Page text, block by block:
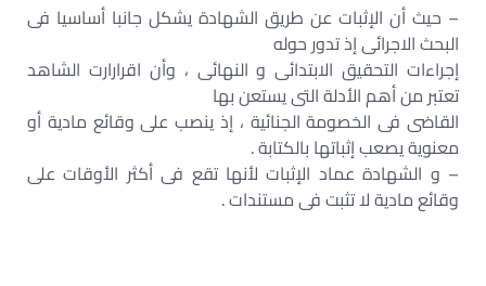
– حيث أن الإثبات عن طريق الشهادة يشكل جانبا أساسيا فى
البحث الاجرائى إذ تدور حوله
إجراءات التحقيق الابتدائى و النهائى ، وأن اقرارارت الشاهد
تعتبر من أهم الأدلة التى يستعن بها
القاضى فى الخصومة الجنائية ، إذ ينصب على وقائع مادية أو
معنوية يصعب إثباتها بالكتابة .
– و الشهادة عماد الإثبات لأنها تقع فى أكثر الأوقات على
وقائع مادية لا تثبت فى مستندات .